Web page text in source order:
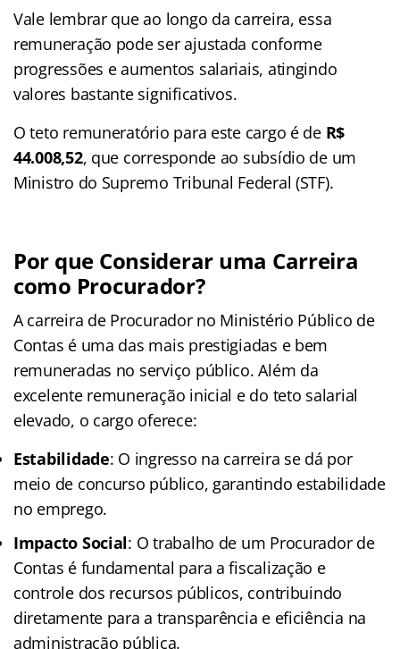
Vale lembrar que ao longo da carreira, essa
remuneração pode ser ajustada conforme
progressões e aumentos salariais, atingindo
valores bastante significativos.
O teto remuneratório para este cargo é de R$
44.008,52, que corresponde ao subsídio de um
Ministro do Supremo Tribunal Federal (STF).
Por que Considerar uma Carreira
como Procurador?
A carreira de Procurador no Ministério Público de
Contas é uma das mais prestigiadas e bem
remuneradas no serviço público. Além da
excelente remuneração inicial e do teto salarial
elevado, o cargo oferece:
Estabilidade: O ingresso na carreira se dá por
meio de concurso público, garantindo estabilidade
no emprego.
Impacto Social: O trabalho de um Procurador de
Contas é fundamental para a fiscalização e
controle dos recursos públicos, contribuindo
diretamente para a transparência e eficiência na
administração pública.